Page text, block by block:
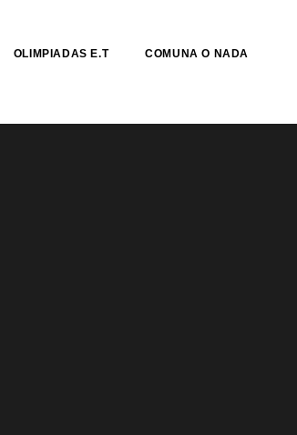
OLIMPIADAS E.T COMUNA O NADA